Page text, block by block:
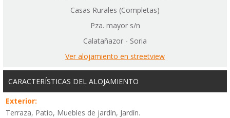
Casas Rurales (Completas)
Pza. mayor s/n
Calatañazor - Soria
Ver alojamiento en streetview
CARACTERÍSTICAS DEL ALOJAMIENTO
Exterior:
Terraza, Patio, Muebles de jardín, Jardín.